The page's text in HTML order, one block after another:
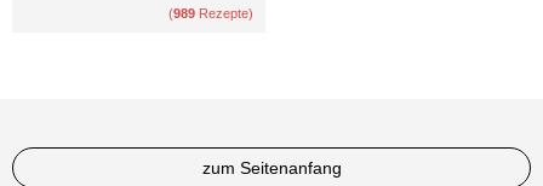
(989 Rezepte)
zum Seitenanfang